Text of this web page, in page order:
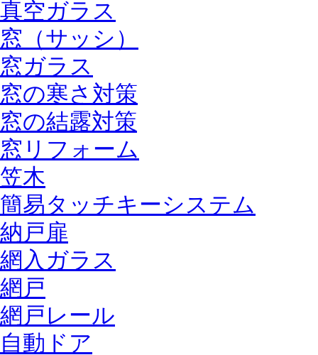
真空ガラス
窓（サッシ）
窓ガラス
窓の寒さ対策
窓の結露対策
窓リフォーム
笠木
簡易タッチキーシステム
納戸扉
網入ガラス
網戸
網戸レール
自動ドア